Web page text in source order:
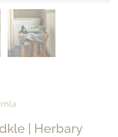
| Herbary